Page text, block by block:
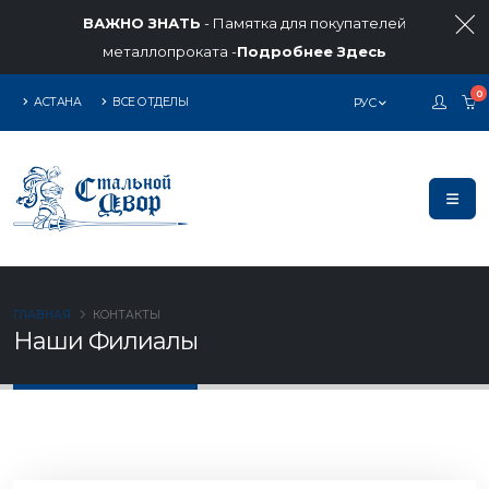
ВАЖНО ЗНАТЬ - Памятка для покупателей
металлопроката -Подробнее Здесь
АСТАНА ВСЕ ОТДЕЛЫ РУС
0
Наши Филиалы
ГЛАВНАЯ КОНТАКТЫ